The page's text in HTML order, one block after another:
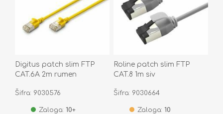
Digitus patch slim FTP
CAT.6A 2m rumen
Šifra: 9030576
Zaloga: 10+
Roline patch slim FTP
CAT.8 1m siv
Šifra: 9030664
Zaloga: 10